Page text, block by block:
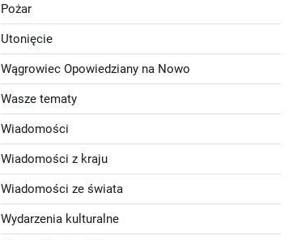
Pożar
Utonięcie
Wągrowiec Opowiedziany na Nowo
Wasze tematy
Wiadomości
Wiadomości z kraju
Wiadomości ze świata
Wydarzenia kulturalne